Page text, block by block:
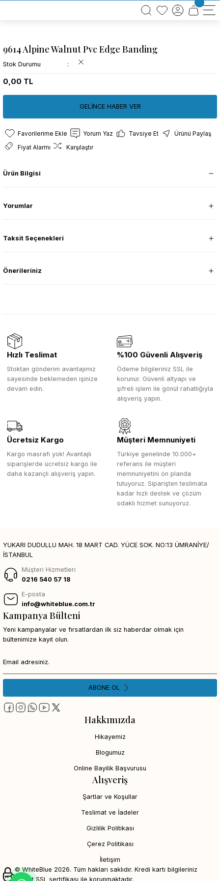
BÜTÜN ALIŞVERİŞLERİNİZDE KARGO BEDAVA!
TÜRKİYE GENELİNDE 10.000 MÜŞTERİ REFERANSI
9614 Alpine Walnut Pvc Edge Banding
Stok Durumu
0,00 TL
GELİNCE HABER VER
Yorum Yaz Tavsiye Et
Ürünü Paylaş
Fiyat Alarmı
Karşılaştır
Ürün Bilgisi
Yorumlar
Taksit Seçenekleri
Önerileriniz
Hızlı Teslimat
Stoktan gönderim avantajımız
sayesinde beklemeden işinize
devam edin.
%100 Güvenli Alışveriş
Ödeme bilgileriniz SSL ile
korunur. Güvenli altyapı ve
şifreli işlem ile gönül rahatlığıyla
alışveriş yapın.
Ücretsiz Kargo
Kargo masrafı yok! Avantajlı
siparişlerde ücretsiz kargo ile
daha kazançlı alışveriş yapın.
Müşteri Memnuniyeti
Türkiye genelinde 10.000+
referans ile müşteri
memnuniyetini ön planda
tutuyoruz. Siparişten teslimata
kadar hızlı destek ve çözüm
odaklı hizmet sunuyoruz.
YUKARI DUDULLU MAH. 18 MART CAD. YÜCE SOK. NO:13 ÜMRANİYE/
İSTANBUL
Müşteri Hizmetleri
0216 540 57 18
E-posta
info@whiteblue.com.tr
Hakkımızda
Hikayemiz
Blogumuz
Online Bayilik Başvurusu
Alışveriş
Şartlar ve Koşullar
Teslimat ve İadeler
Gizlilik Politikası
Çerez Politikası
İletişim
Kampanya Bülteni
Yeni kampanyalar ve fırsatlardan ilk siz haberdar olmak için
bültenimize kayıt olun.
ABONE OL
© WhiteBlue 2026. Tüm hakları saklıdır. Kredi kartı bilgileriniz
256bit SSL sertifikası ile korunmaktadır.